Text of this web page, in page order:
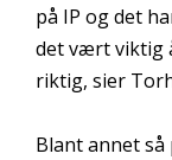
på IP og det
det vært viktig
riktig, sier
Blant annet så